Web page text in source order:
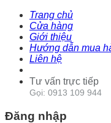
Trang chủ
Cửa hàng
Giới thiệu
Hướng dẫn mua
Liên hệ
Tư vấn trực tiếp
Gọi: 0913 109 944
Đăng nhập